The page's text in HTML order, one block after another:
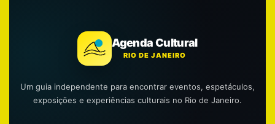
Agenda Cultural
RIO DE JANEIRO
Um guia independente para encontrar eventos, espetáculos,
exposições e experiências culturais no Rio de Janeiro.